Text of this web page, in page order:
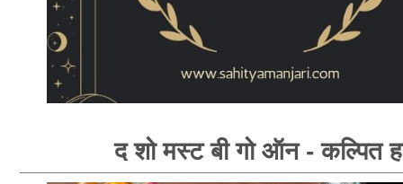
द शो मस्ट बी गो ऑन - कल्पित